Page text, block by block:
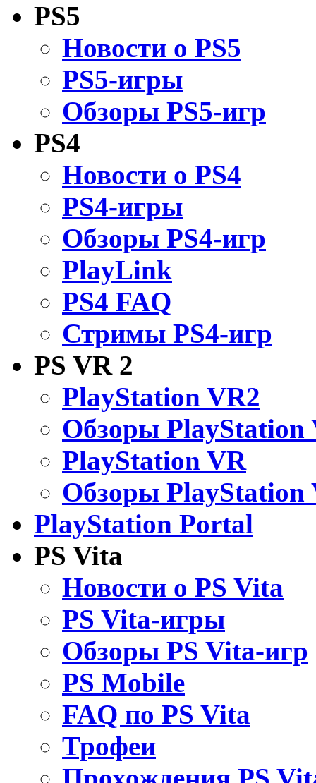
PS5
Новости о PS5
PS5-игры
Обзоры PS5-игр
PS4
Новости о PS4
PS4-игры
Обзоры PS4-игр
PlayLink
PS4 FAQ
Стримы PS4-игр
PS VR 2
PlayStation VR2
Обзоры PlayStation
PlayStation VR
Обзоры PlayStation
PlayStation Portal
PS Vita
Новости о PS Vita
PS Vita-игры
Обзоры PS Vita-игр
PS Mobile
FAQ по PS Vita
Трофеи